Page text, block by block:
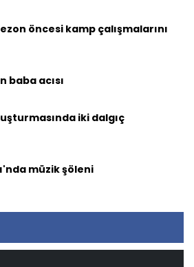
öncesi kamp çalışmalarını
baba acısı
iki dalgıç
müzik şöleni